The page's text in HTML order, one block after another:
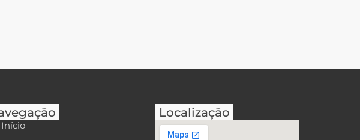
Início
Localização